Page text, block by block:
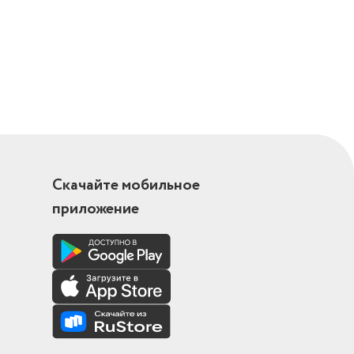
Скачайте мобильное
приложение